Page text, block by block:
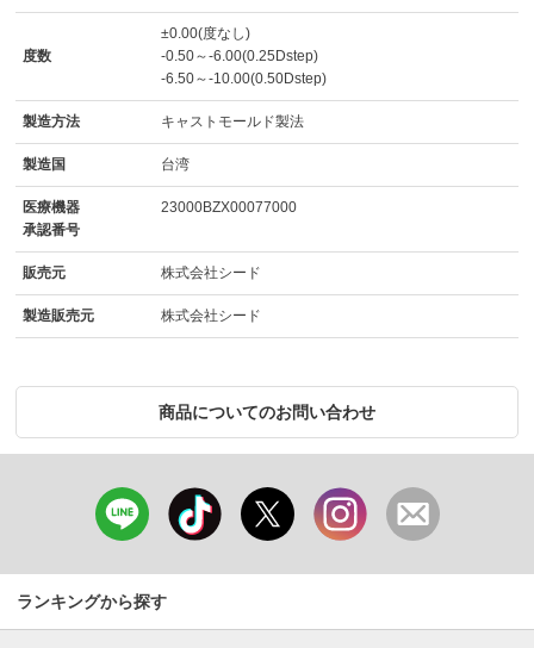
度数
±0.00(度なし)
-0.50～-6.00(0.25Dstep)
-6.50～-10.00(0.50Dstep)
製造方法 キャストモールド製法
製造国 台湾
医療機器
承認番号
23000BZX00077000
販売元 株式会社シード
製造販売元 株式会社シード
商品についてのお問い合わせ
ランキングから探す